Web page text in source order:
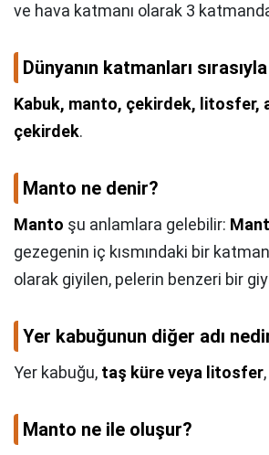
ve hava katmanı olarak 3
Dünyanın katmanları
Kabuk, manto, çekirdek, litosfer,
çekirdek.
Manto ne denir?
Manto şu anlamlara gelebilir:
gezegenin iç kısmındaki bir
olarak giyilen, pelerin benzeri bir
Yer kabuğunun diğer adı
Yer kabuğu, taş küre veya litosfer
Manto ne ile oluşur?